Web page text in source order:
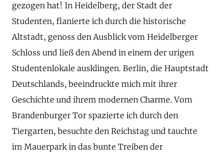
gezogen hat! In Heidelberg, der Stadt der
Studenten, flanierte ich durch die historische
Altstadt, genoss den Ausblick vom Heidelberger
Schloss und ließ den Abend in einem der urigen
Studentenlokale ausklingen. Berlin, die Hauptstadt
Deutschlands, beeindruckte mich mit ihrer
Geschichte und ihrem modernen Charme. Vom
Brandenburger Tor spazierte ich durch den
Tiergarten, besuchte den Reichstag und tauchte
im Mauerpark in das bunte Treiben der